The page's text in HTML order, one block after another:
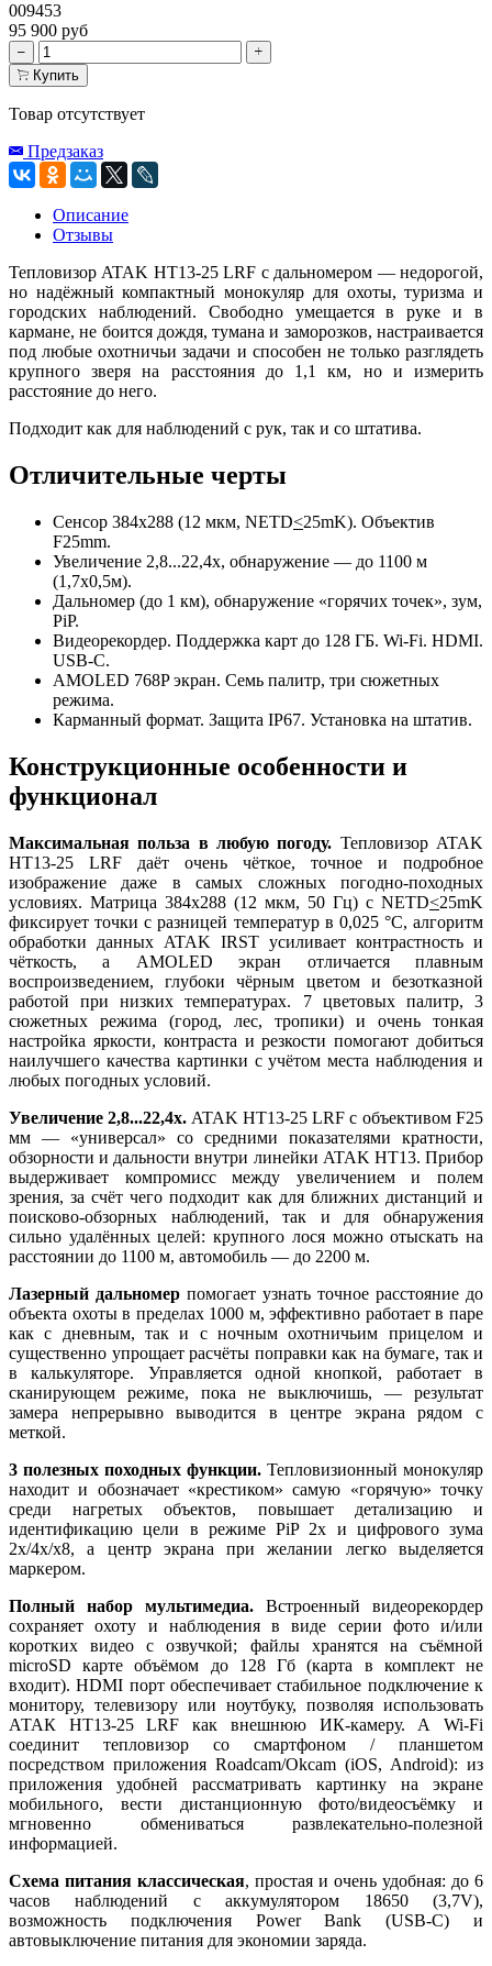
009453
95 900 руб
Купить
Товар отсутствует
Предзаказ
Описание
Отзывы
Тепловизор ATAK HT13-25 LRF с дальномером — недорогой,
но надёжный компактный монокуляр для охоты, туризма и
городских наблюдений. Свободно умещается в руке и в
кармане, не боится дождя, тумана и заморозков, настраивается
под любые охотничьи задачи и способен не только разглядеть
крупного зверя на расстояния до 1,1 км, но и измерить
расстояние до него.
Подходит как для наблюдений с рук, так и со штатива.
Отличительные черты
Сенсор 384x288 (12 мкм, NETD<25mK). Объектив
F25mm.
Увеличение 2,8...22,4x, обнаружение — до 1100 м
(1,7x0,5м).
Дальномер (до 1 км), обнаружение «горячих точек», зум,
PiP.
Видеорекордер. Поддержка карт до 128 ГБ. Wi-Fi. HDMI.
USB-C.
AMOLED 768P экран. Семь палитр, три сюжетных
режима.
Карманный формат. Защита IP67. Установка на штатив.
Конструкционные особенности и
функционал
Максимальная польза в любую погоду. Тепловизор ATAK
HT13-25 LRF даёт очень чёткое, точное и подробное
изображение даже в самых сложных погодно-походных
условиях. Матрица 384x288 (12 мкм, 50 Гц) с NETD<25mK
фиксирует точки с разницей температур в 0,025 °C, алгоритм
обработки данных ATAK IRST усиливает контрастность и
чёткость, а AMOLED экран отличается плавным
воспроизведением, глубоки чёрным цветом и безотказной
работой при низких температурах. 7 цветовых палитр, 3
сюжетных режима (город, лес, тропики) и очень тонкая
настройка яркости, контраста и резкости помогают добиться
наилучшего качества картинки с учётом места наблюдения и
любых погодных условий.
Увеличение 2,8...22,4x. ATAK HT13-25 LRF с объективом F25
мм — «универсал» со средними показателями кратности,
обзорности и дальности внутри линейки ATAK HT13. Прибор
выдерживает компромисс между увеличением и полем
зрения, за счёт чего подходит как для ближних дистанций и
поисково-обзорных наблюдений, так и для обнаружения
сильно удалённых целей: крупного лося можно отыскать на
расстоянии до 1100 м, автомобиль — до 2200 м.
Лазерный дальномер помогает узнать точное расстояние до
объекта охоты в пределах 1000 м, эффективно работает в паре
как с дневным, так и с ночным охотничьим прицелом и
существенно упрощает расчёты поправки как на бумаге, так и
в калькуляторе. Управляется одной кнопкой, работает в
сканирующем режиме, пока не выключишь, — результат
замера непрерывно выводится в центре экрана рядом с
меткой.
3 полезных походных функции. Тепловизионный монокуляр
находит и обозначает «крестиком» самую «горячую» точку
среди нагретых объектов, повышает детализацию и
идентификацию цели в режиме PiP 2x и цифрового зума
2x/4x/x8, а центр экрана при желании легко выделяется
маркером.
Полный набор мультимедиа. Встроенный видеорекордер
сохраняет охоту и наблюдения в виде серии фото и/или
коротких видео с озвучкой; файлы хранятся на съёмной
microSD карте объёмом до 128 Гб (карта в комплект не
входит). HDMI порт обеспечивает стабильное подключение к
монитору, телевизору или ноутбуку, позволяя использовать
АТАК HT13-25 LRF как внешнюю ИК-камеру. А Wi-Fi
соединит тепловизор со смартфоном / планшетом
посредством приложения Roadcam/Okcam (iOS, Android): из
приложения удобней рассматривать картинку на экране
мобильного, вести дистанционную фото/видеосъёмку и
мгновенно обмениваться развлекательно-полезной
информацией.
Схема питания классическая, простая и очень удобная: до 6
часов наблюдений с аккумулятором 18650 (3,7V),
возможность подключения Power Bank (USB-C) и
автовыключение питания для экономии заряда.